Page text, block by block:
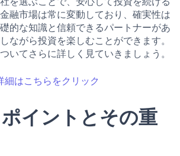
融市場は常に変動しており、確実性は
的な知識と信頼できるパートナーがあ
ながら投資を楽しむことができます。
いてさらに詳しく見ていきましょう。
細はこちらをクリック
イントとその重